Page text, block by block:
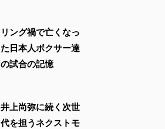
リング禍で亡くなっ
た日本人ボクサー達
の試合の記憶
井上尚弥に続く次世
代を担うネクストモ